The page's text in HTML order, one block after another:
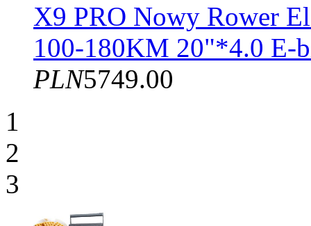
X9 PRO Nowy Rower
100-180KM 20"*4.0 E-
PLN5749.00
1
2
3